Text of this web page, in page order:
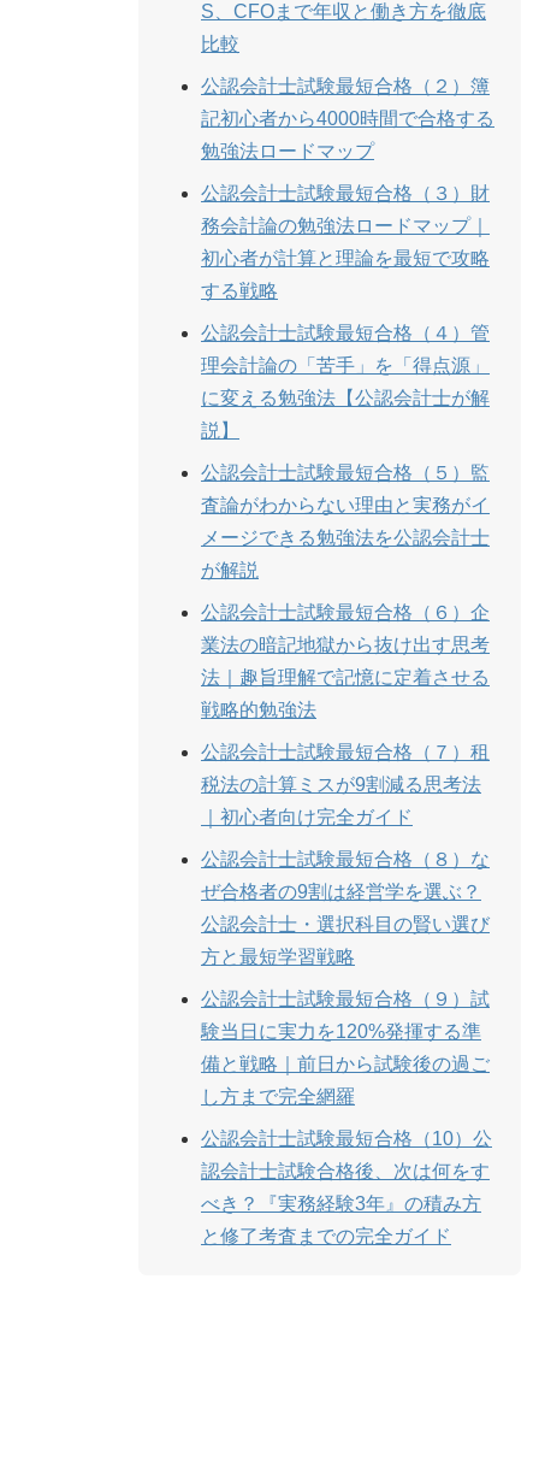
S、CFOまで年収と働き方を徹底
比較
公認会計士試験最短合格（２）簿
記初心者から4000時間で合格する
勉強法ロードマップ
公認会計士試験最短合格（３）財
務会計論の勉強法ロードマップ｜
初心者が計算と理論を最短で攻略
する戦略
公認会計士試験最短合格（４）管
理会計論の「苦手」を「得点源」
に変える勉強法【公認会計士が解
説】
公認会計士試験最短合格（５）監
査論がわからない理由と実務がイ
メージできる勉強法を公認会計士
が解説
公認会計士試験最短合格（６）企
業法の暗記地獄から抜け出す思考
法｜趣旨理解で記憶に定着させる
戦略的勉強法
公認会計士試験最短合格（７）租
税法の計算ミスが9割減る思考法
｜初心者向け完全ガイド
公認会計士試験最短合格（８）な
ぜ合格者の9割は経営学を選ぶ？
公認会計士・選択科目の賢い選び
方と最短学習戦略
公認会計士試験最短合格（９）試
験当日に実力を120%発揮する準
備と戦略｜前日から試験後の過ご
し方まで完全網羅
公認会計士試験最短合格（10）公
認会計士試験合格後、次は何をす
べき？『実務経験3年』の積み方
と修了考査までの完全ガイド